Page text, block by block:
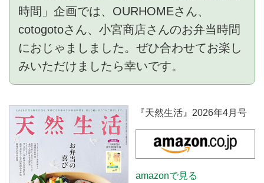
時間」企画では、OURHOMEさん、
cotogotoさん、小宮商店さんのお弁当時間
におじゃましました。ぜひ合わせてお楽し
みいただけましたら幸いです。
『天然生活』2026年4月号
amazonで見る